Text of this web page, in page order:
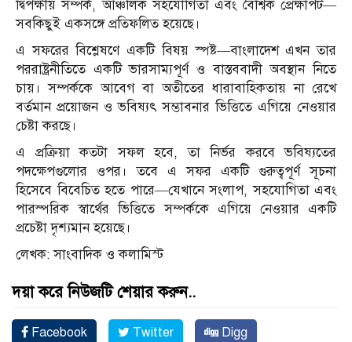
দ্বিপক্ষীয় সম্পর্ক, আঞ্চলিক সহযোগিতা এবং বৈশ্বিক প্রেক্ষাপট—
সবকিছুই একসঙ্গে প্রতিফলিত হয়েছে।
এ সফরের বিশ্লেষণে একটি বিষয় স্পষ্ট—বাংলাদেশ এখন তার
পররাষ্ট্রনীতিতে একটি ভারসাম্যপূর্ণ ও বাস্তববাদী অবস্থান নিতে
চায়। সম্পর্ককে আবেগ বা অতীতের ধারাবাহিকতায় না রেখে
বর্তমান প্রয়োজন ও ভবিষ্যৎ সম্ভাবনার ভিত্তিতে এগিয়ে নেওয়ার
চেষ্টা করছে।
এ প্রক্রিয়া কতটা সফল হবে, তা নির্ভর করবে ভবিষ্যতের
পদক্ষেপগুলোর ওপর। তবে এ সফর একটি গুরুত্বপূর্ণ সূচনা
হিসেবে বিবেচিত হতে পারে—যেখানে সংলাপ, সহযোগিতা এবং
পারস্পরিক স্বার্থের ভিত্তিতে সম্পর্ককে এগিয়ে নেওয়ার একটি
প্রচেষ্টা দৃশ্যমান হয়েছে।
লেখক: সাংবাদিক ও কলামিস্ট
দয়া করে নিউজটি শেয়ার করুন..
Facebook Twitter Digg